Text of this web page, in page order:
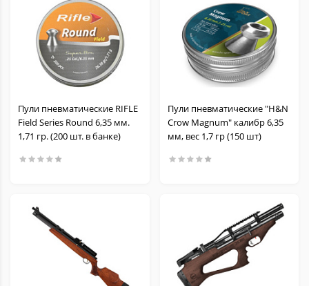
Пули пневматические RIFLE
Field Series Round 6,35 мм.
1,71 гр. (200 шт. в банке)
Пули пневматические "H&N
Crow Magnum" калибр 6,35
мм, вес 1,7 гр (150 шт)